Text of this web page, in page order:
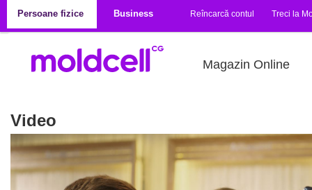
Persoane fizice
Business Reîncarcă contul Treci la
Magazin Online
Video